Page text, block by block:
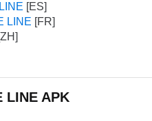
LINE
LINE APK